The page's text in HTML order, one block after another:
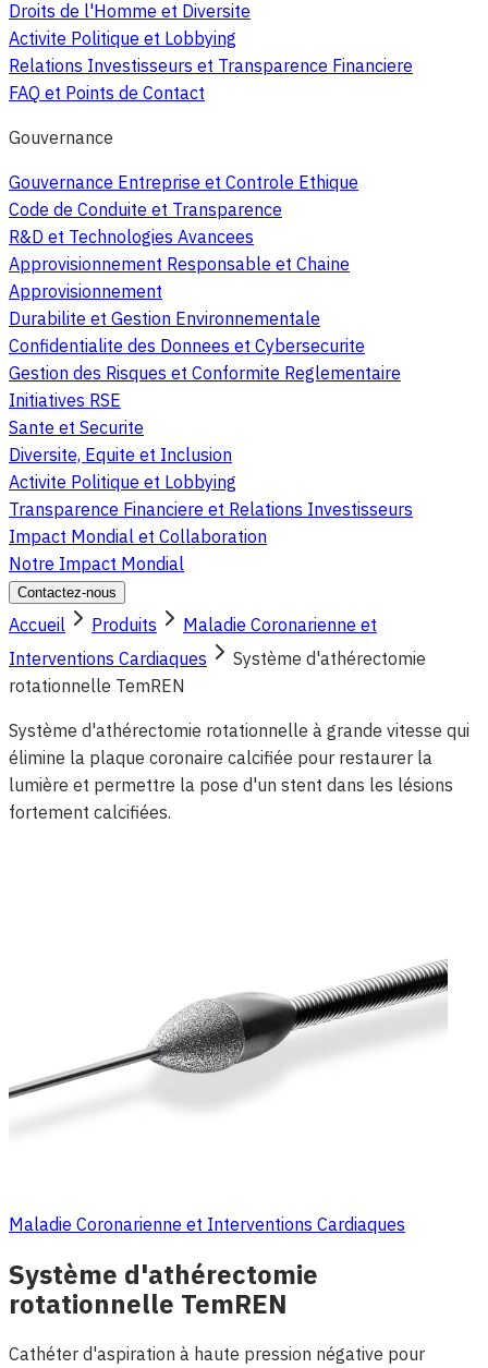
Droits de l'Homme et Diversite
Activite Politique et Lobbying
Relations Investisseurs et Transparence Financiere
FAQ et Points de Contact
Gouvernance
Gouvernance Entreprise et Controle Ethique
Code de Conduite et Transparence
R&D et Technologies Avancees
Approvisionnement Responsable et Chaine
Approvisionnement
Durabilite et Gestion Environnementale
Confidentialite des Donnees et Cybersecurite
Gestion des Risques et Conformite Reglementaire
Initiatives RSE
Sante et Securite
Diversite, Equite et Inclusion
Activite Politique et Lobbying
Transparence Financiere et Relations Investisseurs
Impact Mondial et Collaboration
Notre Impact Mondial
Contactez-nous
Accueil Produits
Maladie Coronarienne et
Interventions Cardiaques
Système d'athérectomie
rotationnelle TemREN
Système d'athérectomie rotationnelle à grande vitesse qui
élimine la plaque coronaire calcifiée pour restaurer la
lumière et permettre la pose d'un stent dans les lésions
fortement calcifiées.
Maladie Coronarienne et Interventions Cardiaques
Système d'athérectomie
rotationnelle TemREN
Cathéter d'aspiration à haute pression négative pour